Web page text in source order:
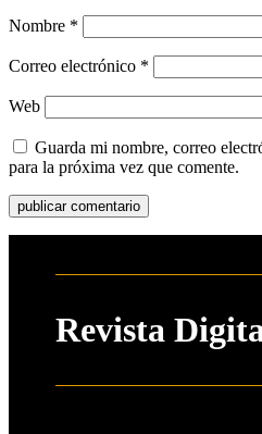
Nombre *
Correo electrónico *
Web
Guarda mi nombre, correo
para la próxima vez que comente.
Revista